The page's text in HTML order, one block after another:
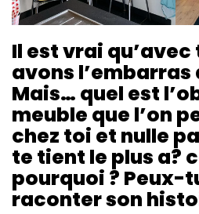
Il est vrai qu’avec
avons l’embarras
Mais… quel est
meuble que l’on
chez toi et nulle
te tient le plus a?
pourquoi ? Peux-
raconter son